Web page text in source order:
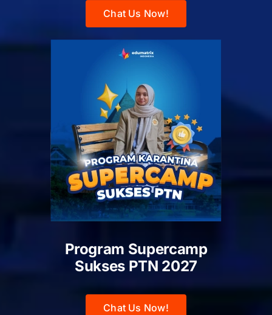
Chat Us Now!
Program Supercamp
Sukses PTN 2027
Chat Us Now!